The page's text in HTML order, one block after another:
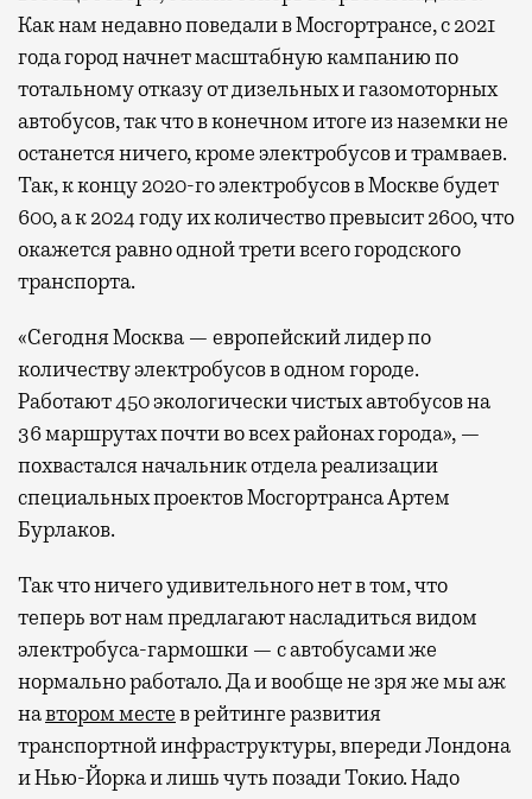
Как нам недавно поведали в Мосгортрансе, с 2021
года город начнет масштабную кампанию по
тотальному отказу от дизельных и газомоторных
автобусов, так что в конечном итоге из наземки не
останется ничего, кроме электробусов и трамваев.
Так, к концу 2020-го электробусов в Москве будет
600, а к 2024 году их количество превысит 2600, что
окажется равно одной трети всего городского
транспорта.
«Сегодня Москва — европейский лидер по
количеству электробусов в одном городе.
Работают 450 экологически чистых автобусов на
36 маршрутах почти во всех районах города», —
похвастался начальник отдела реализации
специальных проектов Мосгортранса Артем
Бурлаков.
Так что ничего удивительного нет в том, что
теперь вот нам предлагают насладиться видом
электробуса-гармошки — с автобусами же
нормально работало. Да и вообще не зря же мы аж
навтором местев рейтинге развития
транспортной инфраструктуры, впереди Лондона
и Нью-Йорка и лишь чуть позади Токио. Надо